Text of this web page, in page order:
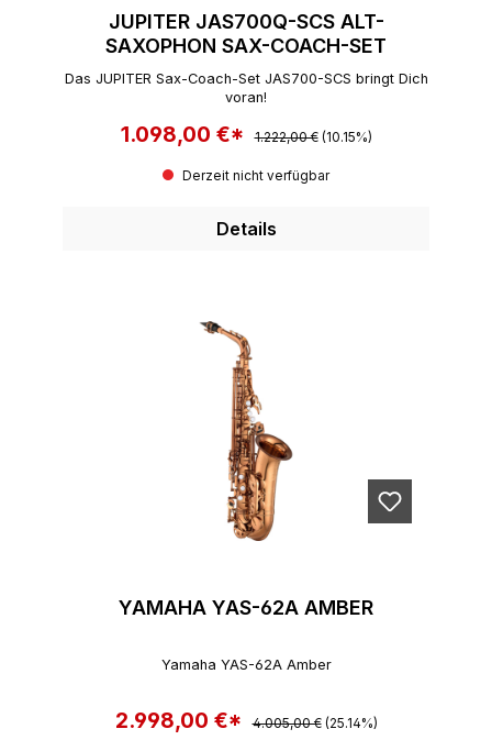
JUPITER JAS700Q-SCS ALT-
SAXOPHON SAX-COACH-SET
Das JUPITER Sax-Coach-Set JAS700-SCS bringt Dich
voran!
Verkaufspreis:
1.098,00 €* Regulärer Preis:
1.222,00 € (10.15%)
Derzeit nicht verfügbar
Details
YAMAHA YAS-62A AMBER
Yamaha YAS-62A Amber
Verkaufspreis:
2.998,00 €* Regulärer Preis:
4.005,00 € (25.14%)